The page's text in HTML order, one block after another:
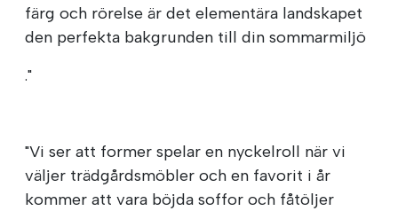
färg och rörelse är det elementära landskapet
den perfekta bakgrunden till din sommarmiljö
."
"Vi ser att former spelar en nyckelroll när vi
väljer trädgårdsmöbler och en favorit i år
kommer att vara böjda soffor och fåtöljer